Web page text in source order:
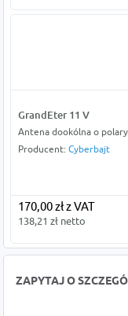
GrandEter 11 V
Antena dookólna o
Producent: Cyberbajt
170,00 zł z VAT
138,21 zł netto
ZAPYTAJ O